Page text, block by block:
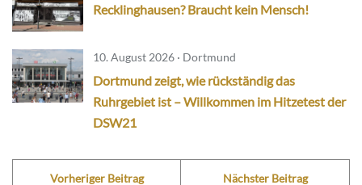
Recklinghausen? Braucht kein Mensch!
10. August 2026 · Dortmund
Dortmund zeigt, wie rückständig das
Ruhrgebiet ist – Willkommen im Hitzetest der
DSW21
Vorheriger Beitrag Nächster Beitrag